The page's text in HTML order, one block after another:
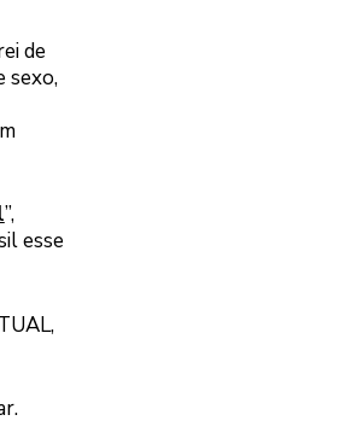
de
sexo,
”,
esse